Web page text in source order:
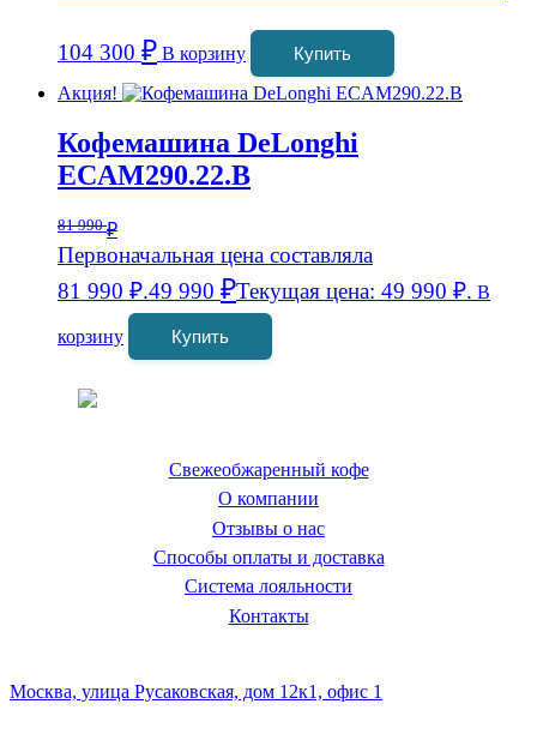
104 300 ₽ В корзину
Купить
Акция!
Кофемашина DeLonghi
ECAM290.22.B
81 990₽
Первоначальная цена составляла
81 990 ₽.49 990 ₽Текущая цена: 49 990 ₽. В
корзину Купить
Свежеобжаренный кофе
О компании
Отзывы о нас
Способы оплаты и доставка
Система лояльности
Контакты
Москва, улица Русаковская, дом 12к1, офис 1